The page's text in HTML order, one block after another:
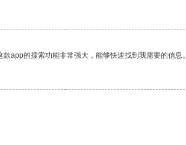
app的搜索功能非常强大，能够快速找到我需要的信息。